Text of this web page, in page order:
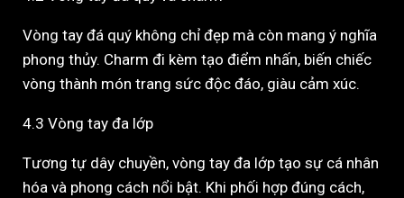
Vòng tay đá quý không chỉ đẹp mà còn mang ý nghĩa
phong thủy. Charm đi kèm tạo điểm nhấn, biến chiếc
vòng thành món trang sức độc đáo, giàu cảm xúc.
4.3 Vòng tay đa lớp
Tương tự dây chuyền, vòng tay đa lớp tạo sự cá nhân
hóa và phong cách nổi bật. Khi phối hợp đúng cách,